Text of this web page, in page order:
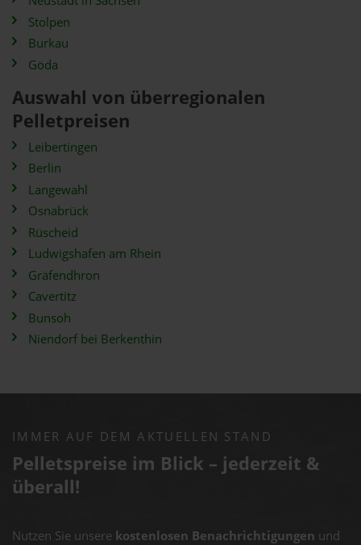
Stolpen
Burkau
Göda
Auswahl von überregionalen
Pelletpreisen
Leibertingen
Berlin
Langewahl
Osnabrück
Rüscheid
Ludwigshafen am Rhein
Gräfendhron
Cavertitz
Bunsoh
Niendorf bei Berkenthin
IMMER AUF DEM AKTUELLEN STAND
Pelletspreise im Blick – jederzeit &
überall!
Nutzen Sie unsere kostenlosen Benachrichtigungen und